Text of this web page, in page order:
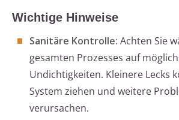
Wichtige Hinweise
Sanitäre Kontrolle: Achten Sie
gesamten Prozesses auf
Undichtigkeiten. Kleinere Lecks
System ziehen und weitere
verursachen.